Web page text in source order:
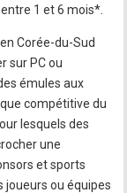
1 et 6 mois*.
Corée-du-Sud
sur PC ou
émules aux
compétitive du
lesquels des
une
et sports
joueurs ou équipes